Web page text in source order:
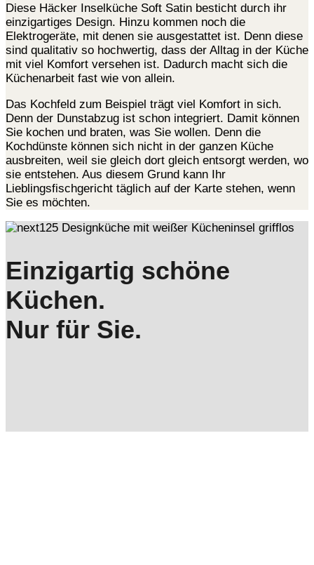
Diese Häcker Inselküche Soft Satin besticht durch ihr
einzigartiges Design. Hinzu kommen noch die
Elektrogeräte, mit denen sie ausgestattet ist. Denn diese
sind qualitativ so hochwertig, dass der Alltag in der Küche
mit viel Komfort versehen ist. Dadurch macht sich die
Küchenarbeit fast wie von allein.
Das Kochfeld zum Beispiel trägt viel Komfort in sich.
Denn der Dunstabzug ist schon integriert. Damit können
Sie kochen und braten, was Sie wollen. Denn die
Kochdünste können sich nicht in der ganzen Küche
ausbreiten, weil sie gleich dort gleich entsorgt werden, wo
sie entstehen. Aus diesem Grund kann Ihr
Lieblingsfischgericht täglich auf der Karte stehen, wenn
Sie es möchten.
Einzigartig schöne
Küchen.
Nur für Sie.